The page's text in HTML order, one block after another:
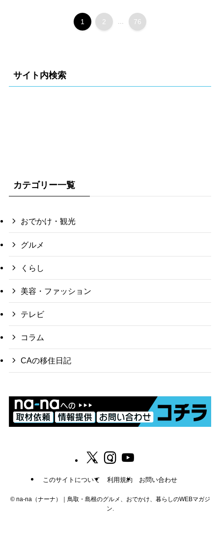
1 2 76
サイト内検索
カテゴリー一覧
おでかけ・観光
グルメ
くらし
美容・ファッション
テレビ
コラム
CAの移住日記
このサイトについて 利用規約 お問い合わせ
©na-na（ナーナ）｜鳥取・島根のグルメ、おでかけ、暮らしのWEBマガジ
ン.